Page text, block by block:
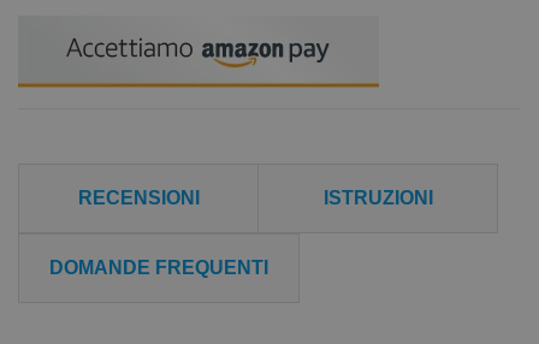
RECENSIONI ISTRUZIONI
DOMANDE FREQUENTI